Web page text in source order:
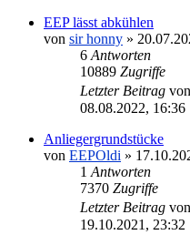
EEP lässt abkühlen
von sir honny »
6 Antworten
10889 Zugriffe
Letzter Beitrag von
08.08.2022, 16:36
Anliegergrundstücke
von EEPOldi »
1 Antworten
7370 Zugriffe
Letzter Beitrag von
19.10.2021, 23:32